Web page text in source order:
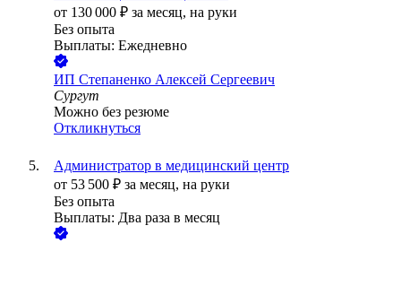
от 130 000 ₽ за месяц, на руки
Без опыта
Выплаты: Ежедневно
ИП Степаненко Алексей Сергеевич
Сургут
Можно без резюме
Откликнуться
Администратор в медицинский центр
от 53 500 ₽ за месяц, на руки
Без опыта
Выплаты: Два раза в месяц